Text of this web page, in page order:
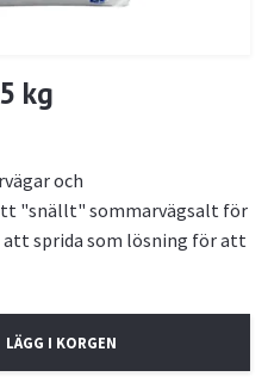
kg
och
"snällt" sommarvägsalt för
att sprida som lösning för att
LÄGG I KORGEN